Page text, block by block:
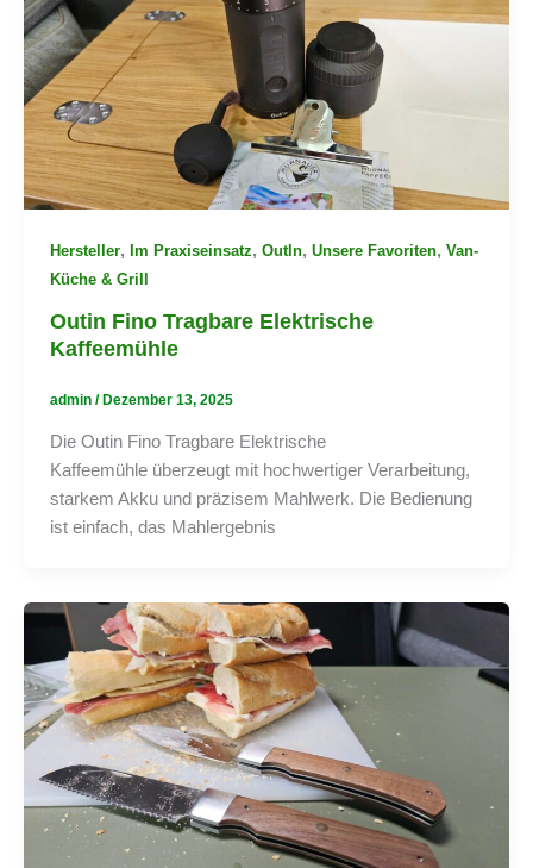
Hersteller, Im Praxiseinsatz, OutIn, Unsere Favoriten, Van-
Küche & Grill
Outin Fino Tragbare Elektrische
Kaffeemühle
admin /Dezember 13, 2025
Die Outin Fino Tragbare Elektrische
Kaffeemühle überzeugt mit hochwertiger Verarbeitung,
starkem Akku und präzisem Mahlwerk. Die Bedienung
ist einfach, das Mahlergebnis